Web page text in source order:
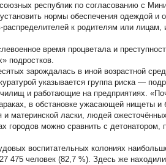
республик по согласованию с
нормы обеспечения одеждой и
распределителей к родителям или
время процветала и
подростков.
зарождалась в иной возрастной
указывается группа риска —
и работающие на предприятиях.
в обстановке ужасающей нищеты и
материнской ласки, людей
городов можно сравнить с детонатором,
воспитательных колониях
475 человек (82,7 %). Здесь же